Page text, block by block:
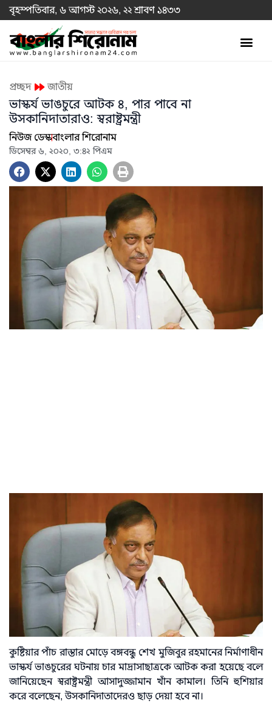
বৃহস্পতিবার, ৬ আগস্ট ২০২৬, ২২ শ্রাবণ ১৪৩৩
প্রচ্ছদ জাতীয়
ভাস্কর্য ভাঙচুরে আটক ৪, পার পাবে না
উসকানিদাতারাও: স্বরাষ্ট্রমন্ত্রী
নিউজ ডেস্কবাংলার শিরোনাম
ডিসেম্বর ৬, ২০২০, ৩:৪২ পিএম
কুষ্টিয়ার পাঁচ রাস্তার মোড়ে বঙ্গবন্ধু শেখ মুজিবুর রহমানের নির্মাণাধীন
ভাস্কর্য ভাঙচুরের ঘটনায় চার মাদ্রাসাছাত্রকে আটক করা হয়েছে বলে
জানিয়েছেন স্বরাষ্ট্রমন্ত্রী আসাদুজ্জামান খাঁন কামাল। তিনি হুশিয়ার
করে বলেছেন, উসকানিদাতাদেরও ছাড় দেয়া হবে না।